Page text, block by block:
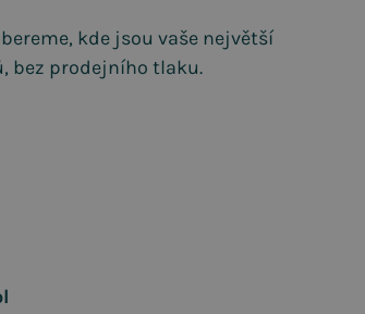
kde jsou vaše největší
bez prodejního tlaku.